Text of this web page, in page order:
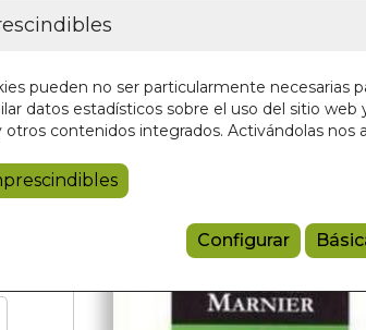
pueden no ser particularmente necesarias
datos estadísticos sobre el uso del sitio web
otros contenidos integrados. Activándolas
Configurar